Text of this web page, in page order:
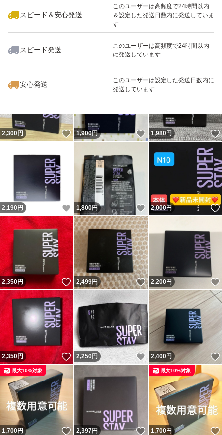
スピード＆安心発送
このユーザーは高頻度で24時間以内
＆設定した発送日数内に発送していま
す
スピード発送
このユーザーは高頻度で24時間以内
に発送しています
安心発送
このユーザーは設定した発送日数内に
発送しています
いいね！
2,000
2,300円 いいね！
1,900円 いいね！
1,980円
2,190 円 いいね！
1,800円 いいね！
2,000円
2,350円 いいね！
2,499円 いいね！
2,200円
2,350円 いいね！
2,250円 いいね！
2,400円
1,700円 いいね！
最大10%対象
2,397円 いいね！
1,700円
最大10%対象